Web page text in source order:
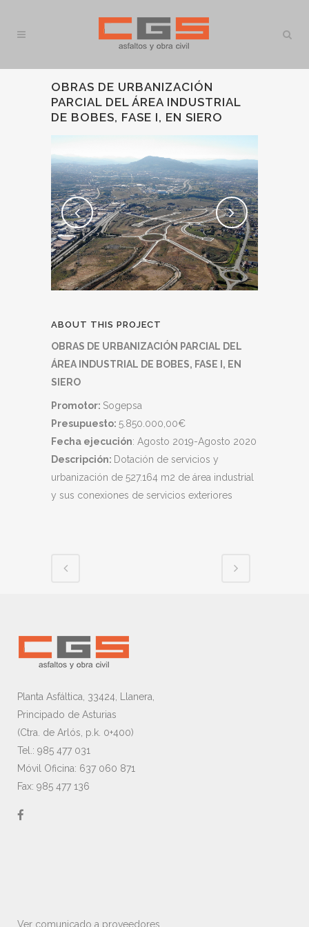
OBRAS DE URBANIZACIÓN
PARCIAL DEL ÁREA INDUSTRIAL
DE BOBES, FASE I, EN SIERO
ABOUT THIS PROJECT
OBRAS DE URBANIZACIÓN PARCIAL DEL
ÁREA INDUSTRIAL DE BOBES, FASE I, EN
SIERO
Promotor: Sogepsa
Presupuesto: 5.850.000,00€
Fecha ejecución: Agosto 2019-Agosto 2020
Descripción: Dotación de servicios y
urbanización de 527.164 m2 de área industrial
y sus conexiones de servicios exteriores
Planta Asfáltica, 33424, Llanera,
Principado de Asturias
(Ctra. de Arlós, p.k. 0+400)
Tel.: 985 477 031
Móvil Oficina: 637 060 871
Fax: 985 477 136
Ver comunicado a proveedores